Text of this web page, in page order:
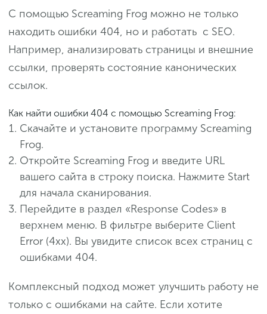
С помощью Screaming Frog можно не только
находить ошибки 404, но и работать с SEO.
Например, анализировать страницы и внешние
ссылки, проверять состояние канонических
ссылок.
Как найти ошибки 404 с помощью Screaming Frog:
Скачайте и установите программу Screaming
Frog.
Откройте Screaming Frog и введите URL
вашего сайта в строку поиска. Нажмите Start
для начала сканирования.
Перейдите в раздел «Response Codes» в
верхнем меню. В фильтре выберите Client
Error (4xx). Вы увидите список всех страниц с
ошибками 404.
Комплексный подход может улучшить работу не
только с ошибками на сайте. Если хотите